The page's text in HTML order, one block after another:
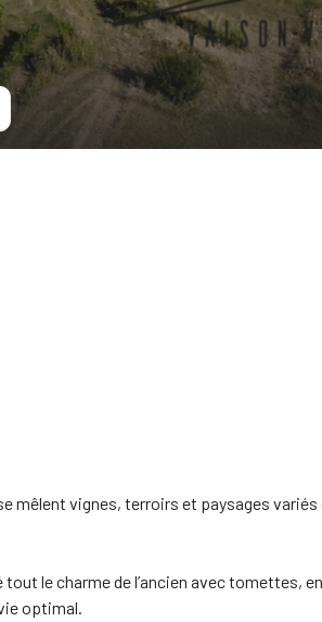
mêlent vignes, terroirs et paysages
le charme de l’ancien avec tomettes,
optimal.